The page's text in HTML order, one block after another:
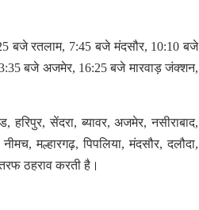
बजे रतलाम, 7:45 बजे मंदसौर, 10:10 बजे
बजे अजमेर, 16:25 बजे मारवाड़ जंक्शन,
सेंदरा, ब्यावर, अजमेर, नसीराबाद,
मल्हारगढ़, पिपलिया, मंदसौर, दलौदा,
तरफ ठहराव करती है।